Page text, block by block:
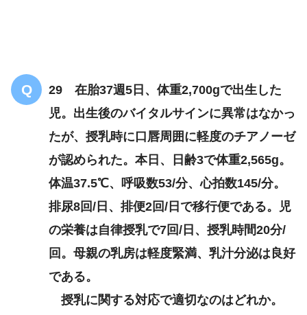
29 在胎37週5日、体重2,700gで出生した
児。出生後のバイタルサインに異常はなかっ
たが、授乳時に口唇周囲に軽度のチアノーゼ
が認められた。本日、日齢3で体重2,565g。
体温37.5℃、呼吸数53/分、心拍数145/分。
排尿8回/日、排便2回/日で移行便である。児
の栄養は自律授乳で7回/日、授乳時間20分/
回。母親の乳房は軽度緊満、乳汁分泌は良好
である。
授乳に関する対応で適切なのはどれか。